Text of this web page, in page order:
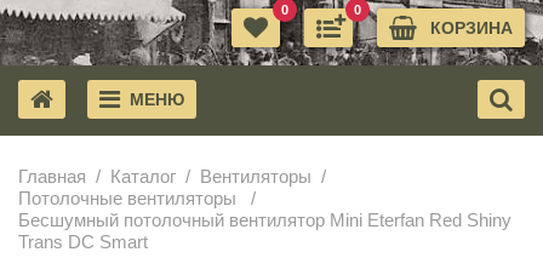
КОРЗИНА
0
0
МЕНЮ
Главная Каталог
Вентиляторы
Потолочные вентиляторы
Бесшумный потолочный вентилятор Mini Eterfan Red Shiny
Trans DC Smart